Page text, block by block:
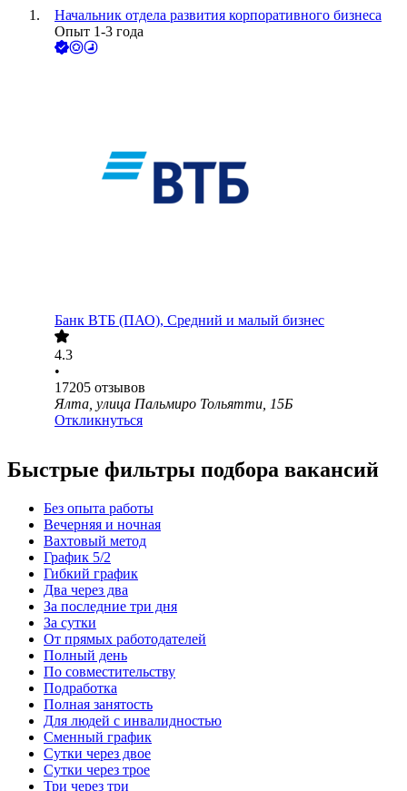
Начальник отдела развития корпоративного бизнеса
Опыт 1-3 года
Банк ВТБ (ПАО), Средний и малый бизнес
4.3
•
17205 отзывов
Ялта, улица Пальмиро Тольятти, 15Б
Откликнуться
Быстрые фильтры подбора вакансий
Без опыта работы
Вечерняя и ночная
Вахтовый метод
График 5/2
Гибкий график
Два через два
За последние три дня
За сутки
От прямых работодателей
Полный день
По совместительству
Подработка
Полная занятость
Для людей с инвалидностью
Сменный график
Сутки через двое
Сутки через трое
Три через три